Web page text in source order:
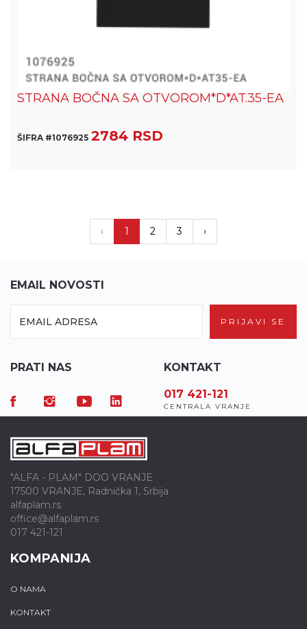
STRANA BOČNA SA OTVOROM*D*AT.35-EA
ŠIFRA #1076925 2784 RSD
‹ 1 2 3 ›
EMAIL NOVOSTI
PRIJAVI SE
PRATI NAS KONTAKT
017 424-170
PRODAVNICA VRANJE
017 421-121
CENTRALA VRANJE
"ALFA - PLAM" DOO VRANJE
17500 VRANJE, Radnička 1, Srbija
alfaplam.rs
office@alfaplam.rs
017 421-121
KOMPANIJA
O NAMA
KONTAKT